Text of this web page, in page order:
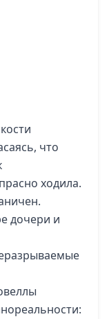
что
ходила.
дочери и